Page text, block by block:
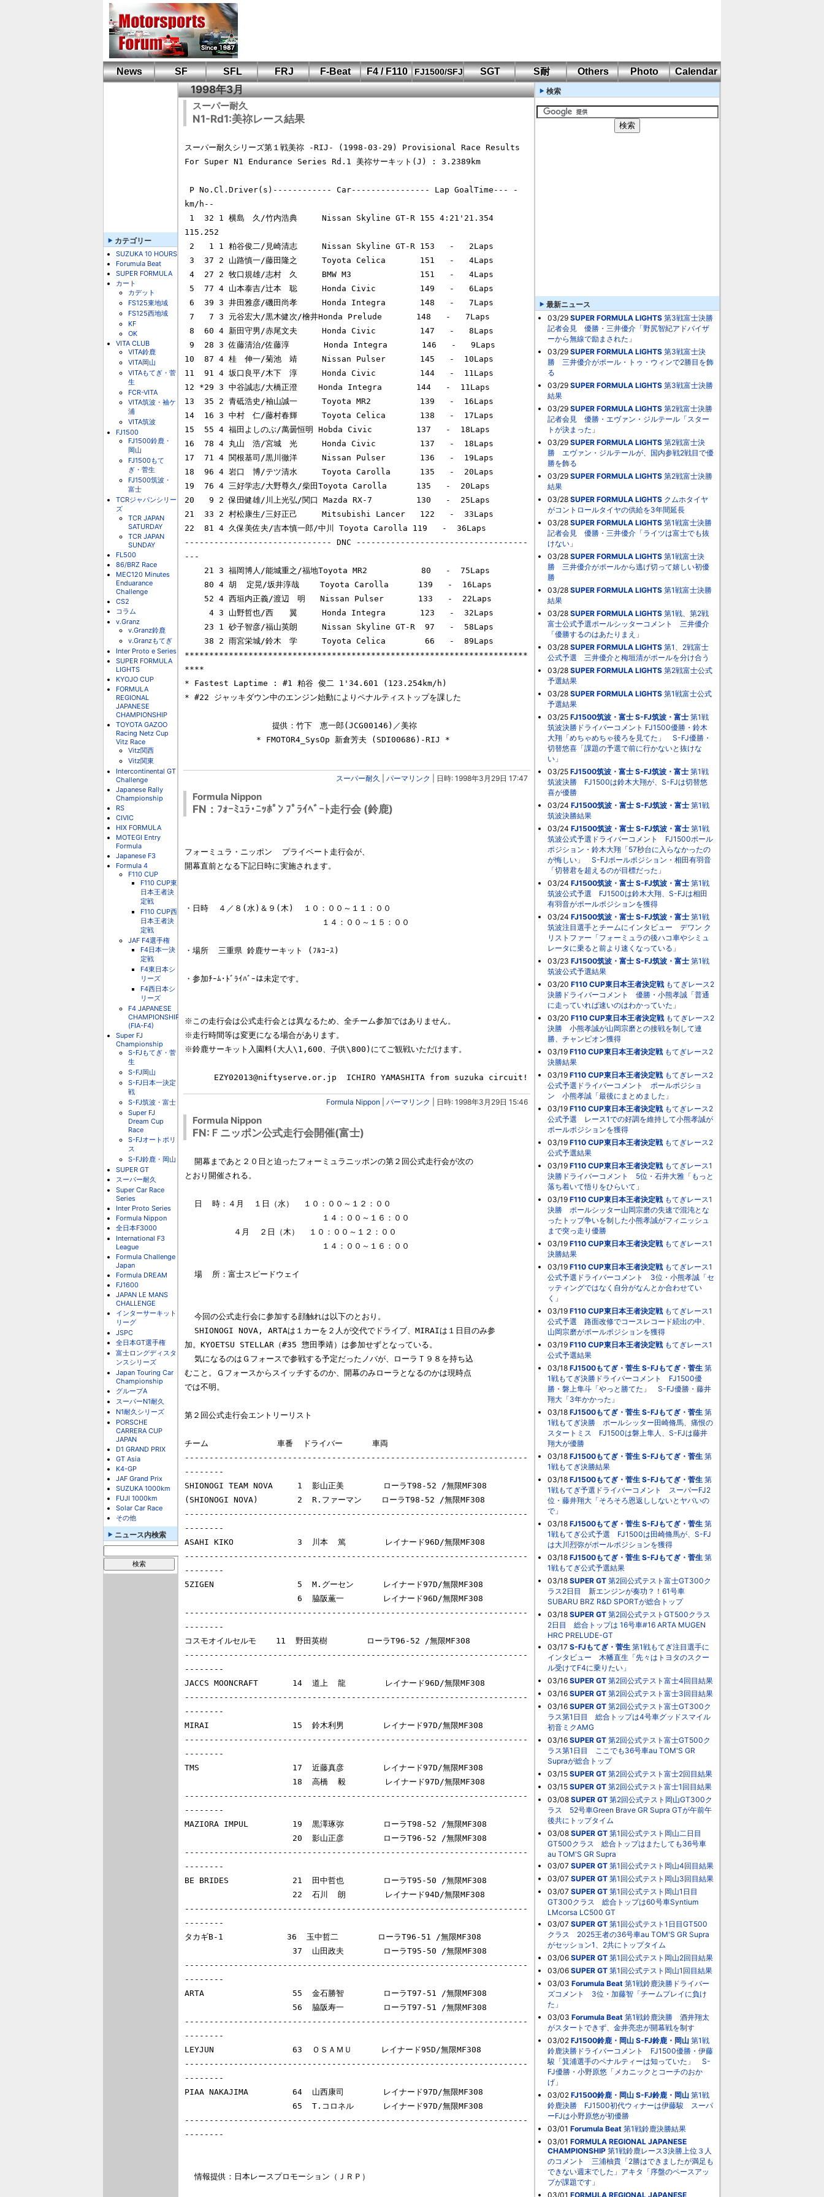
News SF SFL FRJ F-Beat
F4 / F110
FIA-F4
F110 CUP
FJ1500/SFJ
鈴鹿・岡山
もてぎ・菅生
筑波・冨士
Aポリス
SFJ D-Cup
SFJ日本一
SGT S耐 Others Photo Calendar
カテゴリー
SUZUKA 10 HOURS
Forumula Beat
SUPER FORMULA
カート
カデット
FS125東地域
FS125西地域
KF
OK
VITA CLUB
VITA鈴鹿
VITA岡山
VITAもてぎ・菅
生
FCR-VITA
VITA筑波・袖ケ
浦
VITA筑波
FJ1500
FJ1500鈴鹿・
岡山
FJ1500もて
ぎ・菅生
FJ1500筑波・
富士
TCRジャパンシリー
ズ
TCR JAPAN
SATURDAY
TCR JAPAN
SUNDAY
FL500
86/BRZ Race
MEC120 Minutes
Enduarance
Challenge
CS2
コラム
v.Granz
v.Granz鈴鹿
v.Granzもてぎ
Inter Proto e Series
SUPER FORMULA
LIGHTS
KYOJO CUP
FORMULA
REGIONAL
JAPANESE
CHAMPIONSHIP
TOYOTA GAZOO
Racing Netz Cup
Vitz Race
Vitz関西
Vitz関東
Intercontinental GT
Challenge
Japanese Rally
Championship
RS
CIVIC
HIX FORMULA
MOTEGI Entry
Formula
Japanese F3
Formula 4
F110 CUP
F110 CUP東
日本王者決
定戦
F110 CUP西
日本王者決
定戦
JAF F4選手権
F4日本一決
定戦
F4東日本シ
リーズ
F4西日本シ
リーズ
F4 JAPANESE
CHAMPIONSHIP
(FIA-F4)
Super FJ
Championship
S-FJもてぎ・菅
生
S-FJ岡山
S-FJ日本一決定
戦
S-FJ筑波・富士
Super FJ
Dream Cup
Race
S-FJオートポリ
ス
S-FJ鈴鹿・岡山
SUPER GT
スーパー耐久
Super Car Race
Series
Inter Proto Series
Formula Nippon
全日本F3000
International F3
League
Formula Challenge
Japan
Formula DREAM
FJ1600
JAPAN LE MANS
CHALLENGE
インターサーキット
リーグ
JSPC
全日本GT選手権
富士ロングディスタ
ンスシリーズ
Japan Touring Car
Championship
グループA
スーパーN1耐久
N1耐久シリーズ
PORSCHE
CARRERA CUP
JAPAN
D1 GRAND PRIX
GT Asia
K4-GP
JAF Grand Prix
SUZUKA 1000km
FUJI 1000km
Solar Car Race
その他
ニュース内検索
1998年3月
スーパー耐久
N1-Rd1:美祢レース結果
スーパー耐久シリーズ第１戦美祢 -RIJ- (1998-03-29) Provisional Race Results
For Super N1 Endurance Series Rd.1 美祢サーキット(J) : 3.2389km
km/h--
115.252
10  87 4 桂　伸一/菊池　靖     Nissan Pulser       145   -  10Laps
11  91 4 坂口良平/木下　淳     Honda Civic         144   -  11Laps
12 *29 3 中谷誠志/大橋正澄　　 Honda Integra       144   -  11Laps
13  35 2 青砥浩史/袖山誠一     Toyota MR2          139   -  16Laps
14  16 3 中村　仁/藤村春輝     Toyota Celica       138   -  17Laps
15  55 4 福田よしのぶ/萬曇恒明 Hobda Civic         137   -  18Laps
16  78 4 丸山　浩/宮城　光     Honda Civic         137   -  18Laps
17  71 4 関根基司/黒川徹洋     Nissan Pulser       136   -  19Laps
18  96 4 岩口　博/テツ清水     Toyota Carolla      135   -  20Laps
19  76 4 三好学志/大野尊久/柴田Toyota Carolla      135   -  20Laps
20   9 2 保田健雄/川上光弘/関口 Mazda RX-7         130   -  25Laps
21  33 2 村松康生/三好正己     Mitsubishi Lancer   122   -  33Laps
22  81 4 久保美佐夫/吉本慎一郎/中川 Toyota Carolla 119   -  36Laps
------------------------------ DNC -----------------------------------
---
**********************************************************************
****
* Fastest Laptime : #1 粕谷 俊二 1'34.601 (123.254km/h)
* #22 ジャッキダウン中のエンジン始動によりペナルティストップを課した
提供：竹下　恵一郎(JCG00146)／美祢
* FMOTOR4_SysOp 新倉芳夫 (SDI00686)-RIJ *
スーパー耐久 パーマリンク | 日時: 1998年3月29日 17:47
Formula Nippon
FN：ﾌｫｰﾐｭﾗ･ﾆｯﾎﾟﾝ ﾌﾟﾗｲﾍﾞｰﾄ走行会 (鈴鹿)
フォーミュラ・ニッポン  プライベート走行会が、
開幕直前となる下記日時に実施されます。
・日時  ４／８(水)＆９(木)  １０：００～１１：００
・場所  三重県 鈴鹿サーキット (ﾌﾙｺｰｽ)
・参加ﾁｰﾑ･ﾄﾞﾗｲﾊﾞｰは未定です。
※この走行会は公式走行会とは異なるため、全チーム参加ではありません。
※走行時間等は変更になる場合があります。
※鈴鹿サーキット入園料(大人\1,600、子供\800)にてご観戦いただけます。
Formula Nippon パーマリンク | 日時: 1998年3月29日 15:46
Formula Nippon
FN:Ｆニッポン公式走行会開催(富士)
とおり開催される。
加。KYOETSU STELLAR（#35 惣田季靖）は参加せずとなっている。
むこと。Ｇフォースからスイッチするのか、開幕のみローラとなるのかは現時点
では不明。
第２回公式走行会エントリーリスト
チーム              車番  ドライバー      車両
----------------------------------------------------------------------
--------
SHIONOGI TEAM NOVA     1  影山正美        ローラT98-52 /無限MF308
(SHIONOGI NOVA)        2  R.ファーマン    ローラT98-52 /無限MF308
----------------------------------------------------------------------
--------
ASAHI KIKO             3  川本  篤        レイナード96D/無限MF308
----------------------------------------------------------------------
--------
5ZIGEN                 5  M.グーセン      レイナード97D/無限MF308
----------------------------------------------------------------------
--------
コスモオイルセルモ    11  野田英樹        ローラT96-52 /無限MF308
----------------------------------------------------------------------
--------
JACCS MOONCRAFT       14  道上  龍        レイナード96D/無限MF308
----------------------------------------------------------------------
--------
MIRAI                 15  鈴木利男        レイナード97D/無限MF308
----------------------------------------------------------------------
--------
TMS                   17  近藤真彦        レイナード97D/無限MF308
----------------------------------------------------------------------
--------
MAZIORA IMPUL         19  黒澤琢弥        ローラT98-52 /無限MF308
----------------------------------------------------------------------
--------
BE BRIDES             21  田中哲也        ローラT95-50 /無限MF308
----------------------------------------------------------------------
--------
タカギB-1             36  玉中哲二        ローラT96-51 /無限MF308
----------------------------------------------------------------------
--------
ARTA                  55  金石勝智        ローラT97-51 /無限MF308
----------------------------------------------------------------------
--------
LEYJUN                63  ＯＳＡＭＵ      レイナード95D/無限MF308
----------------------------------------------------------------------
--------
PIAA NAKAJIMA         64  山西康司        レイナード97D/無限MF308
----------------------------------------------------------------------
--------
  情報提供：日本レースプロモーション（ＪＲＰ）
検索
最新ニュース
03/29 SUPER FORMULA LIGHTS 第3戦富士決勝
記者会見 優勝・三井優介「野尻智紀アドバイザ
ーから無線で励まされた」
03/29 SUPER FORMULA LIGHTS 第3戦富士決
勝 三井優介がポール・トゥ・ウィンで2勝目を飾
る
03/29 SUPER FORMULA LIGHTS 第3戦富士決勝
結果
03/29 SUPER FORMULA LIGHTS 第2戦富士決勝
記者会見 優勝・エヴァン・ジルテール「スター
トが決まった」
03/29 SUPER FORMULA LIGHTS 第2戦富士決
勝 エヴァン・ジルテールが、国内参戦2戦目で優
勝を飾る
03/29 SUPER FORMULA LIGHTS 第2戦富士決勝
結果
03/28 SUPER FORMULA LIGHTS クムホタイヤ
がコントロールタイヤの供給を3年間延長
03/28 SUPER FORMULA LIGHTS 第1戦富士決勝
記者会見 優勝・三井優介「ライツは富士でも抜
けない」
03/28 SUPER FORMULA LIGHTS 第1戦富士決
勝 三井優介がポールから逃げ切って嬉しい初優
勝
03/28 SUPER FORMULA LIGHTS 第1戦富士決勝
結果
03/28 SUPER FORMULA LIGHTS 第1戦、第2戦
富士公式予選ポールシッターコメント 三井優介
「優勝するのはあたりまえ」
03/28 SUPER FORMULA LIGHTS 第1、2戦富士
公式予選 三井優介と梅垣清がポールを分け合う
03/28 SUPER FORMULA LIGHTS 第2戦富士公式
予選結果
03/28 SUPER FORMULA LIGHTS 第1戦富士公式
予選結果
03/25 FJ1500筑波・富士 S-FJ筑波・富士 第1戦
筑波決勝ドライバーコメント FJ1500優勝・鈴木
大翔「めちゃめちゃ後ろを見てた」 S-FJ優勝・
切替悠喜「課題の予選で前に行かないと抜けな
い」
03/25 FJ1500筑波・富士 S-FJ筑波・富士 第1戦
筑波決勝 FJ1500は鈴木大翔が、S-FJは切替悠
喜が優勝
03/24 FJ1500筑波・富士 S-FJ筑波・富士 第1戦
筑波決勝結果
03/24 FJ1500筑波・富士 S-FJ筑波・富士 第1戦
筑波公式予選ドライバーコメント FJ1500ポール
ポジション・鈴木大翔「57秒台に入らなかったの
が悔しい」 S-FJポールポジション・相田有羽音
「切替君を超えるのが目標だった」
03/24 FJ1500筑波・富士 S-FJ筑波・富士 第1戦
筑波公式予選 FJ1500は鈴木大翔、S-FJは相田
有羽音がポールポジションを獲得
03/24 FJ1500筑波・富士 S-FJ筑波・富士 第1戦
筑波注目選手とチームにインタビュー デワン ク
リストファー「フォーミュラの後ハコ車やシミュ
レータに乗ると前より速くなっている」
03/23 FJ1500筑波・富士 S-FJ筑波・富士 第1戦
筑波公式予選結果
03/20 F110 CUP東日本王者決定戦 もてぎレース2
決勝ドライバーコメント 優勝・小熊孝誠「普通
に走っていれば速いのはわかっていた」
03/20 F110 CUP東日本王者決定戦 もてぎレース2
決勝 小熊孝誠が山岡宗磨との接戦を制して連
勝、チャンピオン獲得
03/19 F110 CUP東日本王者決定戦 もてぎレース2
決勝結果
03/19 F110 CUP東日本王者決定戦 もてぎレース2
公式予選ドライバーコメント ポールポジショ
ン 小熊孝誠「最後にまとめました」
03/19 F110 CUP東日本王者決定戦 もてぎレース2
公式予選 レース1での好調を維持して小熊孝誠が
ポールポジションを獲得
03/19 F110 CUP東日本王者決定戦 もてぎレース2
公式予選結果
03/19 F110 CUP東日本王者決定戦 もてぎレース1
決勝ドライバーコメント 5位・石井大雅「もっと
落ち着いて悟りをひらいて」
03/19 F110 CUP東日本王者決定戦 もてぎレース1
決勝 ポールシッター山岡宗磨の失速で混沌とな
ったトップ争いを制した小熊孝誠がフィニッシュ
まで突っ走り優勝
03/19 F110 CUP東日本王者決定戦 もてぎレース1
決勝結果
03/19 F110 CUP東日本王者決定戦 もてぎレース1
公式予選ドライバーコメント 3位・小熊孝誠「セ
ッティングではなく自分がなんとか合わせてい
く」
03/19 F110 CUP東日本王者決定戦 もてぎレース1
公式予選 路面改修でコースレコード続出の中、
山岡宗磨がポールポジションを獲得
03/19 F110 CUP東日本王者決定戦 もてぎレース1
公式予選結果
03/18 FJ1500もてぎ・菅生 S-FJもてぎ・菅生 第
1戦もてぎ決勝ドライバーコメント FJ1500優
勝・磐上隼斗「やっと勝てた」 S-FJ優勝・藤井
翔大「3年かかった」
03/18 FJ1500もてぎ・菅生 S-FJもてぎ・菅生 第
1戦もてぎ決勝 ポールシッター田崎脩馬、痛恨の
スタートミス FJ1500は磐上隼人、S-FJは藤井
翔大が優勝
03/18 FJ1500もてぎ・菅生 S-FJもてぎ・菅生 第
1戦もてぎ決勝結果
03/18 FJ1500もてぎ・菅生 S-FJもてぎ・菅生 第
1戦もてぎ予選ドライバーコメント スーパーFJ2
位・藤井翔大「そろそろ恩返ししないとヤバいの
で」
03/18 FJ1500もてぎ・菅生 S-FJもてぎ・菅生 第
1戦もてぎ公式予選 FJ1500は田崎脩馬が、S-FJ
は大川烈弥がポールポジションを獲得
03/18 FJ1500もてぎ・菅生 S-FJもてぎ・菅生 第
1戦もてぎ公式予選結果
03/18 SUPER GT 第2回公式テスト富士GT300ク
ラス2日目 新エンジンが奏功？！61号車
SUBARU BRZ R&D SPORTが総合トップ
03/18 SUPER GT 第2回公式テストGT500クラス
2日目 総合トップは 16号車#16 ARTA MUGEN
HRC PRELUDE-GT
03/17 S-FJもてぎ・菅生 第1戦もてぎ注目選手に
インタビュー 木幡直生「先々はトヨタのスクー
ル受けてF4に乗りたい」
03/16 SUPER GT 第2回公式テスト富士4回目結果
03/16 SUPER GT 第2回公式テスト富士3回目結果
03/16 SUPER GT 第2回公式テスト富士GT300ク
ラス第1日目 総合トップは4号車グッドスマイル
初音ミクAMG
03/16 SUPER GT 第2回公式テスト富士GT500ク
ラス第1日目 ここでも36号車au TOM'S GR
Supraが総合トップ
03/15 SUPER GT 第2回公式テスト富士2回目結果
03/15 SUPER GT 第2回公式テスト富士1回目結果
03/08 SUPER GT 第2回公式テスト岡山GT300ク
ラス 52号車Green Brave GR Supra GTが午前午
後共にトップタイム
03/08 SUPER GT 第1回公式テスト岡山二日目
GT500クラス 総合トップはまたしても36号車
au TOM'S GR Supra
03/07 SUPER GT 第1回公式テスト岡山4回目結果
03/07 SUPER GT 第1回公式テスト岡山3回目結果
03/07 SUPER GT 第1回公式テスト岡山1日目
GT300クラス 総合トップは60号車Syntium
LMcorsa LC500 GT
03/07 SUPER GT 第1回公式テスト1日目GT500
クラス 2025王者の36号車au TOM'S GR Supra
がセッション1、2共にトップタイム
03/06 SUPER GT 第1回公式テスト岡山2回目結果
03/06 SUPER GT 第1回公式テスト岡山1回目結果
03/03 Forumula Beat 第1戦鈴鹿決勝ドライバー
ズコメント 3位・加藤智「チームプレイに負け
た」
03/03 Forumula Beat 第1戦鈴鹿決勝 酒井翔太
がスタートできず、金井亮忠が開幕戦を制す
03/02 FJ1500鈴鹿・岡山 S-FJ鈴鹿・岡山 第1戦
鈴鹿決勝ドライバーコメント FJ1500優勝・伊藤
駿「箕浦選手のペナルティーは知っていた」 S-
FJ優勝・小野原悠「メカニックとコーチのおか
げ」
03/02 FJ1500鈴鹿・岡山 S-FJ鈴鹿・岡山 第1戦
鈴鹿決勝 FJ1500初代ウィナーは伊藤駿 スーパ
ーFJは小野原悠が初優勝
03/01 Forumula Beat 第1戦鈴鹿決勝結果
03/01 FORMULA REGIONAL JAPANESE
CHAMPIONSHIP 第1戦鈴鹿レース3決勝上位３人
のコメント 三浦柚貴「2勝はできましたが満足も
できない週末でした」アキタ「序盤のペースアッ
プが課題です」
03/01 FORMULA REGIONAL JAPANESE